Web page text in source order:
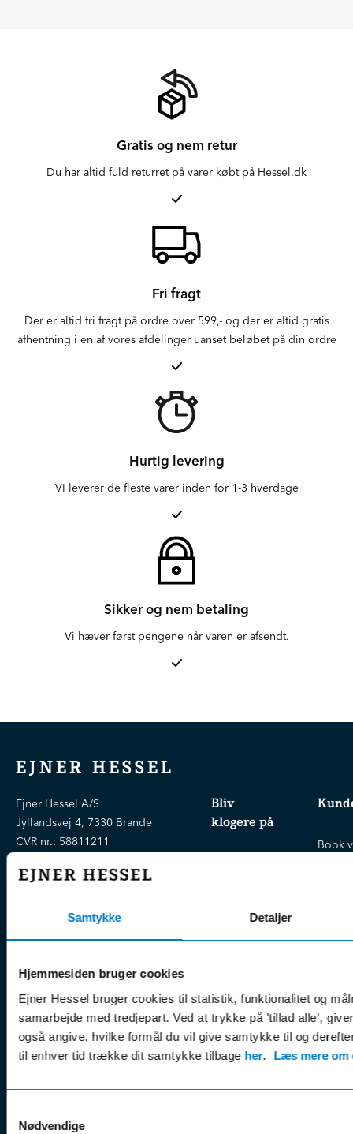
Samtykke Detaljer
Hjemmesiden bruger cookies
Ejner Hessel bruger cookies til statistik, funktionalitet og
samarbejde med tredjepart. Ved at trykke på 'tillad alle',
også angive, hvilke formål du vil give samtykke til og
til enhver tid trække dit samtykke tilbage her. Læs mere om
Nødvendige
Gratis og nem retur
Du har altid fuld returret på varer købt på Hessel.dk
Fri fragt
Der er altid fri fragt på ordre over 599,- og der er altid gratis
afhentning i en af vores afdelinger uanset beløbet på din ordre
Hurtig levering
VI leverer de fleste varer inden for 1-3 hverdage
Sikker og nem betaling
Vi hæver først pengene når varen er afsendt.
EJNER HESSEL
Ejner Hessel A/S
Jyllandsvej 4, 7330 Brande
CVR nr.: 58811211
E-mail:info@hessel.dk
Åbningstider
Man - Fre:
07.30 - 17.30
Sikker betaling
Bliv
klogere på
Fordels- &
Kampagner
& nyheder
Leasing &
finansiering
Book